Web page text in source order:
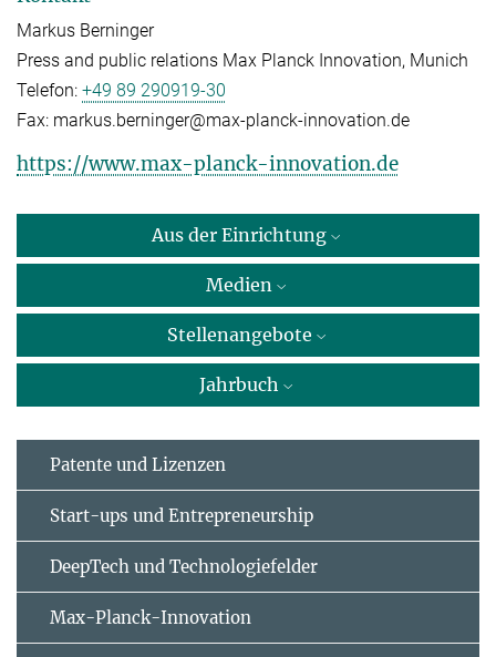
Markus Berninger
Press and public relations Max Planck Innovation, Munich
Telefon: +49 89 290919-30
Fax: markus.berninger@max-planck-innovation.de
https://www.max-planck-innovation.de
Aus der Einrichtung
Medien
Stellenangebote
Jahrbuch
Patente und Lizenzen
Start-ups und Entrepreneurship
DeepTech und Technologiefelder
Max-Planck-Innovation